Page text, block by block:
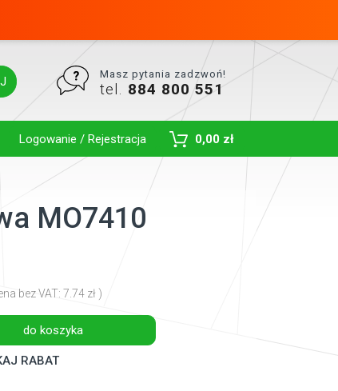
Masz pytania zadzwoń!
tel. 884 800 551
Logowanie / Rejestracja 0,00 zł
MO7410
bez VAT: 7.74 zł )
do koszyka
RABAT